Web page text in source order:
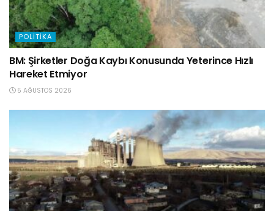
POLITIKA
BM: Şirketler Doğa Kaybı Konusunda Yeterince Hızlı
Hareket Etmiyor
5 AĞUSTOS 2026